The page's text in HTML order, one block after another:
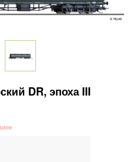
DR, эпоха III